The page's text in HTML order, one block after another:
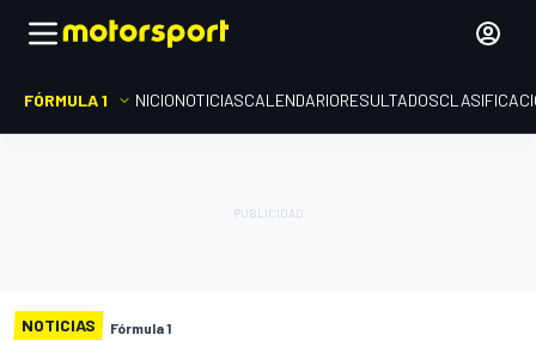
FÓRMULA 1 INICIONOTICIASCALENDARIORESULTADOS
NOTICIAS Fórmula 1